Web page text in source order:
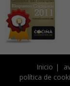
Inicio
política de